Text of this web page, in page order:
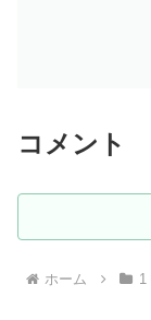
コメント
ホーム 1